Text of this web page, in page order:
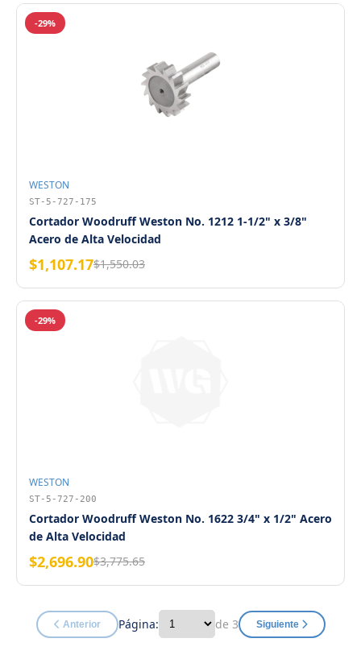
-29%
WESTON
ST-5-727-175
Cortador Woodruff Weston No. 1212 1-1/2" x 3/8"
Acero de Alta Velocidad
$1,107.17$1,550.03
-29%
WESTON
ST-5-727-200
Cortador Woodruff Weston No. 1622 3/4" x 1/2" Acero
de Alta Velocidad
$2,696.90$3,775.65
Anterior Página: de 3 Siguiente